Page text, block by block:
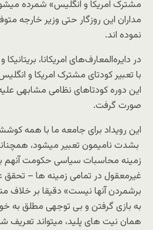
مشترک امریکا و انگلیس» شمرده
مداران این روزگار حتی وزیر خارجه
نموده اند.
در دایره‌المعارف‌های امریکانا،
با تعبیر کودتای مشترک امریکا و
این دوره کودتاهای نظامی مشابهی
صورت گرفت.
این رویداد برای جامعه ما با همه
بشدت نامیمون تعبیر میشود،
زمینه محاسبات سیاسی حکومت آنهم
غیرمعقول در تمامی زمینه ها – تحقق
برشمردن آنها نیست» دقیقا بر خلاف
به بازی گرفتن و بی توجهی مطلق به
همان نیت های پلید، میتواند تعریف